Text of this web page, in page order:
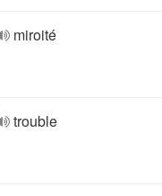
miroité
trouble